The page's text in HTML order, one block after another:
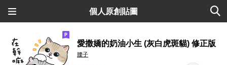
個人原創貼圖
愛撒嬌的奶油小生 (灰白虎斑貓) 修正版
腰子